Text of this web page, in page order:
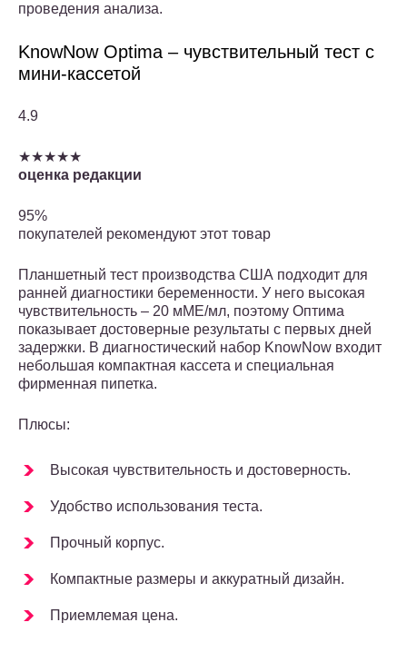
проведения анализа.
KnowNow Optima – чувствительный тест с
мини-кассетой
4.9
★★★★★
оценка редакции
95%
покупателей рекомендуют этот товар
Планшетный тест производства США подходит для
ранней диагностики беременности. У него высокая
чувствительность – 20 мМЕ/мл, поэтому Оптима
показывает достоверные результаты с первых дней
задержки. В диагностический набор KnowNow входит
небольшая компактная кассета и специальная
фирменная пипетка.
Плюсы:
Высокая чувствительность и достоверность.
Удобство использования теста.
Прочный корпус.
Компактные размеры и аккуратный дизайн.
Приемлемая цена.